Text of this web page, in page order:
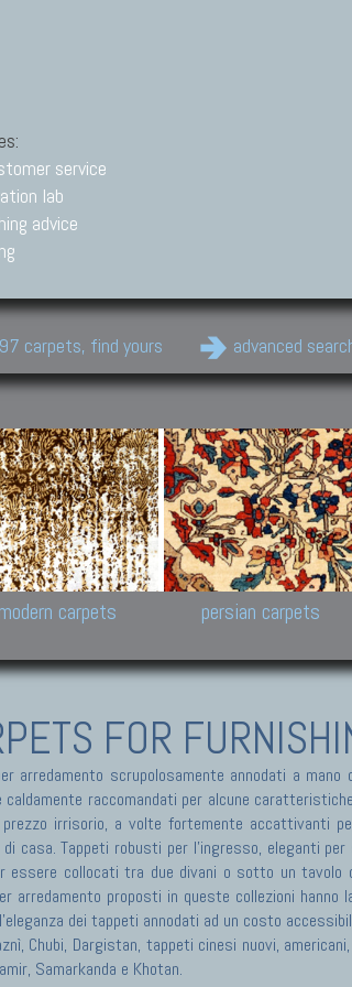
service
lab
advice
carpets, find yours advanced
Modern Carpets
Contemporary modern
carpets.
Design carpets:
Jan Kath, Rug Star, Chuck
Palù. Tibet, Bhadohi, Nepal,
Samsung
and Himalayan Collections
modern carpets persian carpets
FOR
arredamento scrupolosamente annodati a
caldamente raccomandati per alcune
irrisorio, a volte fortemente accattivanti
di casa. Tappeti robusti per l'ingresso, eleganti
essere collocati tra due divani o sotto un tavolo
arredamento proposti in queste collezioni
dei tappeti annodati ad un costo
Chubi, Dargistan, tappeti cinesi nuovi,
Samarkanda e Khotan.